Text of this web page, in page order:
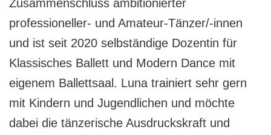
Zusammenschluss ambitionierter
professioneller- und Amateur-Tänzer/-innen
und ist seit 2020 selbständige Dozentin für
Klassisches Ballett und Modern Dance mit
eigenem Ballettsaal. Luna trainiert sehr gern
mit Kindern und Jugendlichen und möchte
dabei die tänzerische Ausdruckskraft und